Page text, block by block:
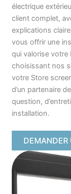
électrique
client complet,
explications
vous offrir une
qui valorise
choisissant nos
votre Store
d’un partenaire
question,
installation.
DEMANDER